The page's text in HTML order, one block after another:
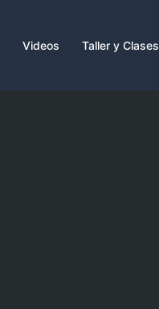
Videos Taller y Clases